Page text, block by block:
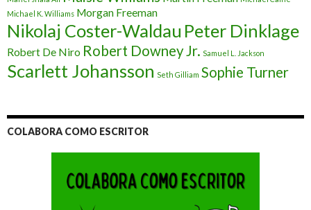
Michael K. Williams Morgan Freeman
Nikolaj Coster-Waldau Peter Dinklage
Robert De Niro Robert Downey Jr. Samuel L. Jackson
Scarlett Johansson Seth Gilliam Sophie Turner
COLABORA COMO ESCRITOR